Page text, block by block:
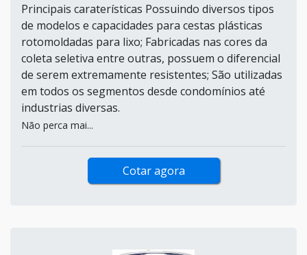
Principais caraterísticas Possuindo diversos tipos
de modelos e capacidades para cestas plásticas
rotomoldadas para lixo; Fabricadas nas cores da
coleta seletiva entre outras, possuem o diferencial
de serem extremamente resistentes; São utilizadas
em todos os segmentos desde condomínios até
industrias diversas.
Não perca mai...
Cotar agora